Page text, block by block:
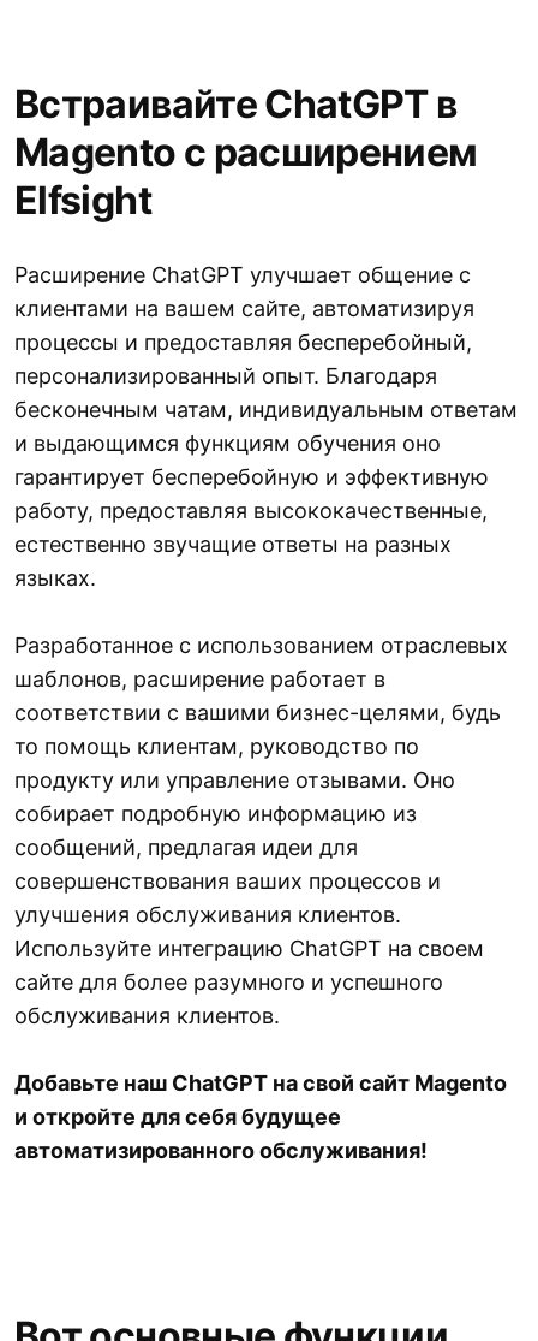
Встраивайте ChatGPT в
Magento с расширением
Elfsight
Расширение ChatGPT улучшает общение с
клиентами на вашем сайте, автоматизируя
процессы и предоставляя бесперебойный,
персонализированный опыт. Благодаря
бесконечным чатам, индивидуальным ответам
и выдающимся функциям обучения оно
гарантирует бесперебойную и эффективную
работу, предоставляя высококачественные,
естественно звучащие ответы на разных
языках.
Разработанное с использованием отраслевых
шаблонов, расширение работает в
соответствии с вашими бизнес-целями, будь
то помощь клиентам, руководство по
продукту или управление отзывами. Оно
собирает подробную информацию из
сообщений, предлагая идеи для
совершенствования ваших процессов и
улучшения обслуживания клиентов.
Используйте интеграцию ChatGPT на своем
сайте для более разумного и успешного
обслуживания клиентов.
Добавьте наш ChatGPT на свой сайт Magento
и откройте для себя будущее
автоматизированного обслуживания!